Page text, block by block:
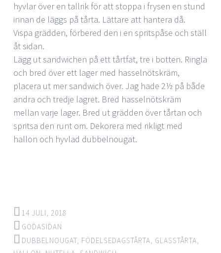
hyvlar över en tallrik för att stoppa i frysen en stund
innan de läggs på tårta. Lättare att hantera då.
Vispa grädden, förbered den i en spritspåse och ställ
åt sidan.
Lägg ut sandwichen på ett tårtfat, tre i botten. Ringla
och bred över ett lager med hasselnötskräm,
placera ut mer sandwich över. Jag hade 2½ på både
andra och tredje lagret. Bred hasselnötskräm
mellan varje lager. Bred ut grädden över tårtan och
spritsa den runt om. Dekorera med rikligt med
hallon och hyvlad dubbelnougat.
14 JULI, 2018
GODASIDAN
DUBBELNOUGAT, FÖDELSEDAGSTÅRTA, GLASSTÅRTA,